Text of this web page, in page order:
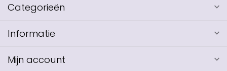
Categorieën
Informatie
Mijn account